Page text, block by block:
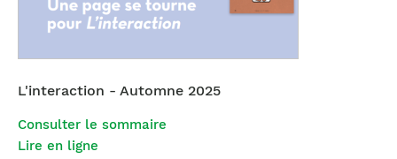
L'interaction - Automne 2025
Consulter le sommaire
Lire en ligne